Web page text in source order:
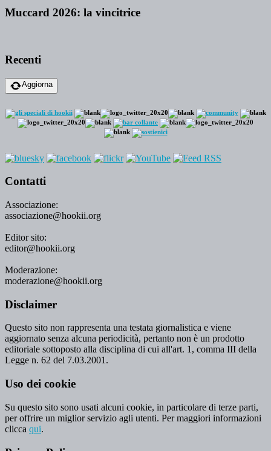
Muccard 2026: la vincitrice
Recenti
Aggiorna
Contatti
Associazione:
associazione@hookii.org
Editor sito:
editor@hookii.org
Moderazione:
moderazione@hookii.org
Disclaimer
Questo sito non rappresenta una testata giornalistica e viene
aggiornato senza alcuna periodicità, pertanto non è un prodotto
editoriale sottoposto alla disciplina di cui all'art. 1, comma III della
Legge n. 62 del 7.03.2001.
Uso dei cookie
Su questo sito sono usati alcuni cookie, in particolare di terze parti,
per offrire un miglior servizio agli utenti. Per maggiori informazioni
clicca qui.